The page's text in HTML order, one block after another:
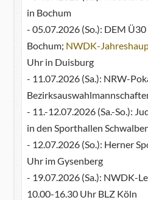
in Bochum
- 05.07.2026 (So.): DEM
Bochum; NWDK-
Uhr in Duisburg
- 11.07.2026 (Sa.): NRW-
- 11.-12.07.2026 (Sa.-So.):
in den Sporthallen
- 12.07.2026 (So.): Herner
Uhr im Gysenberg
- 19.07.2026 (Sa.): NWDK-
10.00-16.30 Uhr BLZ Köln